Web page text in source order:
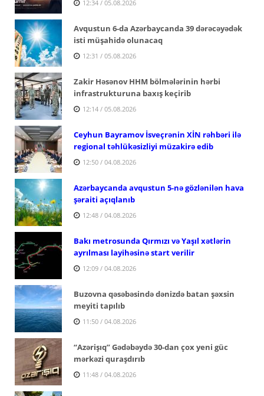
12:34 / 05.08.2026
Avqustun 6-da Azərbaycanda 39 dərəcəyədək
isti müşahidə olunacaq
12:31 / 05.08.2026
Zakir Həsənov HHM bölmələrinin hərbi
infrastrukturuna baxış keçirib
12:14 / 05.08.2026
Ceyhun Bayramov İsveçrənin XİN rəhbəri ilə
regional təhlükəsizliyi müzakirə edib
12:50 / 04.08.2026
Azərbaycanda avqustun 5-nə gözlənilən hava
şəraiti açıqlanıb
12:48 / 04.08.2026
Bakı metrosunda Qırmızı və Yaşıl xətlərin
ayrılması layihəsinə start verilir
12:09 / 04.08.2026
Buzovna qəsəbəsində dənizdə batan şəxsin
meyiti tapılıb
11:50 / 04.08.2026
“Azərişıq” Gədəbəydə 30-dan çox yeni güc
mərkəzi quraşdırıb
11:48 / 04.08.2026